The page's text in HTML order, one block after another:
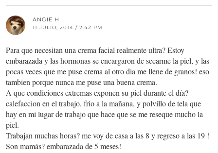
ANGIE H
11 JULIO, 2014 / 2:42 PM
Para que necesitan una crema facial realmente ultra? Estoy
embarazada y las hormonas se encargaron de secarme la piel, y las
pocas veces que me puse crema al otro dia me llene de granos! eso
tambien porque nunca me puse una buena crema.
A que condiciones extremas exponen su piel durante el día?
calefaccion en el trabajo, frio a la mañana, y polvillo de tela que
hay en mi lugar de trabajo que hace que se me reseque mucho la
piel.
Trabajan muchas horas? me voy de casa a las 8 y regreso a las 19 !
Son mamás? embarazada de 5 meses!